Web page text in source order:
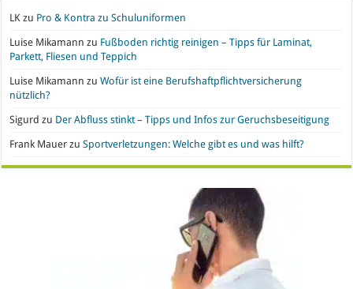
LK zu Pro & Kontra zu Schuluniformen
Luise Mikamann zu Fußboden richtig reinigen – Tipps für Laminat,
Parkett, Fliesen und Teppich
Luise Mikamann zuWofür ist eine Berufshaftpflichtversicherung
nützlich?
Sigurd zu Der Abfluss stinkt – Tipps und Infos zur Geruchsbeseitigung
Frank Mauer zuSportverletzungen: Welche gibt es und was hilft?